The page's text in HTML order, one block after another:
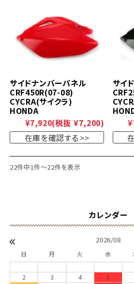
サイドナンバーパネル
CRF450R(07-08)
CYCRA(サイクラ)
HONDA
¥7,920(税抜 ¥7,200)
在庫を確認する
サイ
22件中1件～22件を表示
2026/08
日 月 火 水
2
3 4 5